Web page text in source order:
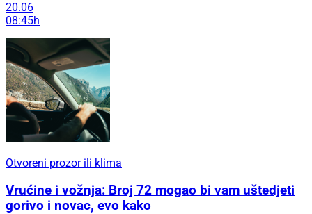
20.06
08:45h
Otvoreni prozor ili klima
Vrućine i vožnja: Broj 72 mogao bi vam uštedjeti
gorivo i novac, evo kako